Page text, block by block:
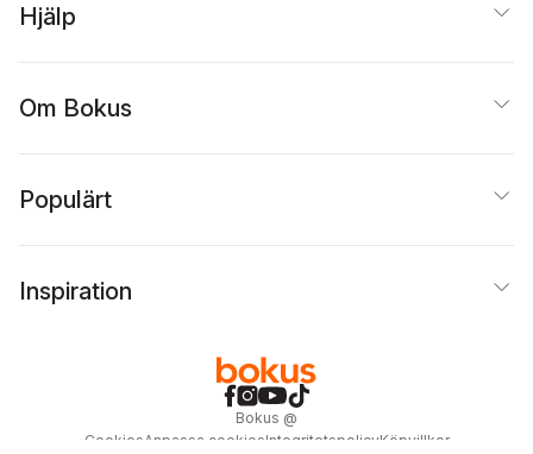
Hjälp
Om Bokus
Populärt
Inspiration
Bokus @
Cookies Anpassa cookiesIntegritetspolicyKöpvillkor